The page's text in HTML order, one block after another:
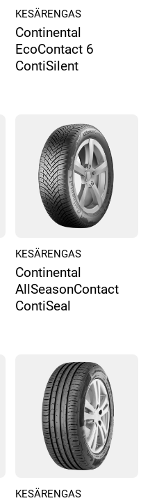
KESÄRENGAS
Continental
EcoContact 6
ContiSilent
KESÄRENGAS
Continental
AllSeasonContact
ContiSeal
KESÄRENGAS